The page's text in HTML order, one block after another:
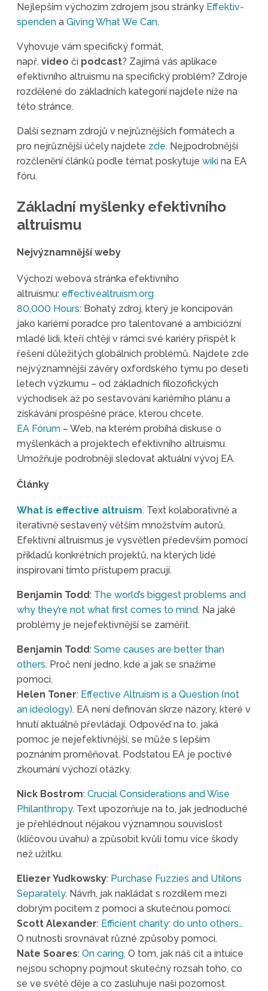
Nejlepším výchozím zdrojem jsou stránky Effektiv-
spenden a Giving What We Can.
Vyhovuje vám specifický formát,
např. video či podcast? Zajímá vás aplikace
efektivního altruismu na specifický problém? Zdroje
rozdělené do základních kategorií najdete níže na
této stránce.
Další seznam zdrojů v nejrůznějších formátech a
pro nejrůznější účely najdete zde. Nejpodrobnější
rozčlenění článků podle témat poskytuje wiki na EA
fóru.
Základní myšlenky efektivního
altruismu
Nejvýznamnější weby
Výchozí webová stránka efektivního
altruismu: effectivealtruism.org
80,000 Hours: Bohatý zdroj, který je koncipován
jako kariérní poradce pro talentované a ambiciózní
mladé lidi, kteří chtějí v rámci své kariéry přispět k
řešení důležitých globálních problémů. Najdete zde
nejvýznamnější závěry oxfordského týmu po deseti
letech výzkumu – od základních filozofických
východisek až po sestavování kariérního plánu a
získávání prospěšné práce, kterou chcete.
EA Fórum – Web, na kterém probíhá diskuse o
myšlenkách a projektech efektivního altruismu.
Umožňuje podrobněji sledovat aktuální vývoj EA.
Články
What is effective altruism. Text kolaborativně a
iterativně sestavený větším množstvím autorů.
Efektivní altruismus je vysvětlen především pomocí
příkladů konkrétních projektů, na kterých lidé
inspirovaní tímto přístupem pracují.
Benjamin Todd: The world’s biggest problems and
why they’re not what first comes to mind. Na jaké
problémy je nejefektivnější se zaměřit.
Benjamin Todd: Some causes are better than
others. Proč není jedno, kde a jak se snažíme
pomoci.
Helen Toner: Effective Altruism is a Question (not
an ideology). EA není definován skrze názory, které v
hnutí aktuálně převládají. Odpověď na to, jaká
pomoc je nejefektivnější, se může s lepším
poznáním proměňovat. Podstatou EA je poctivé
zkoumání výchozí otázky.
Nick Bostrom: Crucial Considerations and Wise
Philanthropy. Text upozorňuje na to, jak jednoduché
je přehlédnout nějakou významnou souvislost
(klíčovou úvahu) a způsobit kvůli tomu více škody
než užitku.
Eliezer Yudkowsky: Purchase Fuzzies and Utilons
Separately. Návrh, jak nakládat s rozdílem mezi
dobrým pocitem z pomoci a skutečnou pomocí.
Scott Alexander: Efficient charity: do unto others…
O nutnosti srovnávat různé způsoby pomoci.
Nate Soares: On caring. O tom, jak náš cit a intuice
nejsou schopny pojmout skutečný rozsah toho, co
se ve světě děje a co zasluhuje naši pozornost.